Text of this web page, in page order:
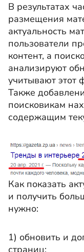
В результатах
размещения
актуальность
пользователи
контент, а
анализируют
учитывают этот
Также
поисковикам
содержащим
Как показать
и получить
нужно:
1) обновить и
страниц;